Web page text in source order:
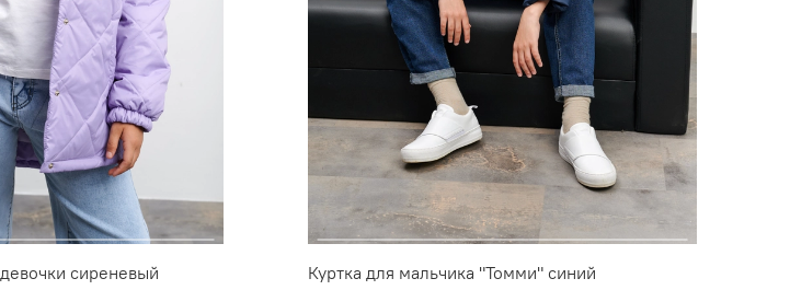
сиреневый Куртка для мальчика "Томми" синий